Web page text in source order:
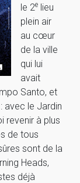
le 2e lieu
plein air
au cœur
de la ville
qui lui
avait
Santo, et
avec le Jardin
revenir à plus
de tous
sont de la
Heads,
déjà